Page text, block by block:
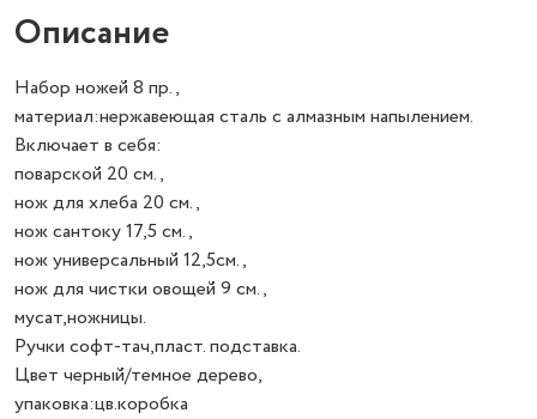
Описание
Набор ножей 8 пр.,
материал:нержавеющая сталь с алмазным напылением.
Включает в себя:
поварской 20 см.,
нож для хлеба 20 см.,
нож сантоку 17,5 см.,
нож универсальный 12,5см.,
нож для чистки овощей 9 см.,
мусат,ножницы.
Ручки софт-тач,пласт. подставка.
Цвет черный/темное дерево,
упаковка:цв.коробка